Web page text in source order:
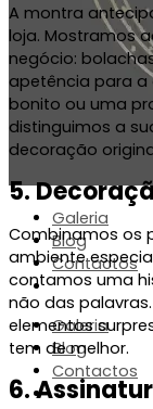
Galeria
Blog
Contactos
Galeria
Blog
Contactos
A montra
loja. Mostramos
negócio:
apetência para a
bonito ou uma
distinguimos a
decoração
5.
Combinamos os
ambiente
contamos uma
não das
elementos
tem de melhor.
6.